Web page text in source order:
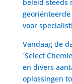
beleid steeds
voor
Vandaag de
´Select
en divers
oplossingen